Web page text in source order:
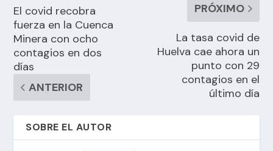
El covid recobra
fuerza en la Cuenca
Minera con ocho
contagios en dos
días
ANTERIOR
PRÓXIMO
La tasa covid de
Huelva cae ahora un
punto con 29
contagios en el
último día
SOBRE EL AUTOR